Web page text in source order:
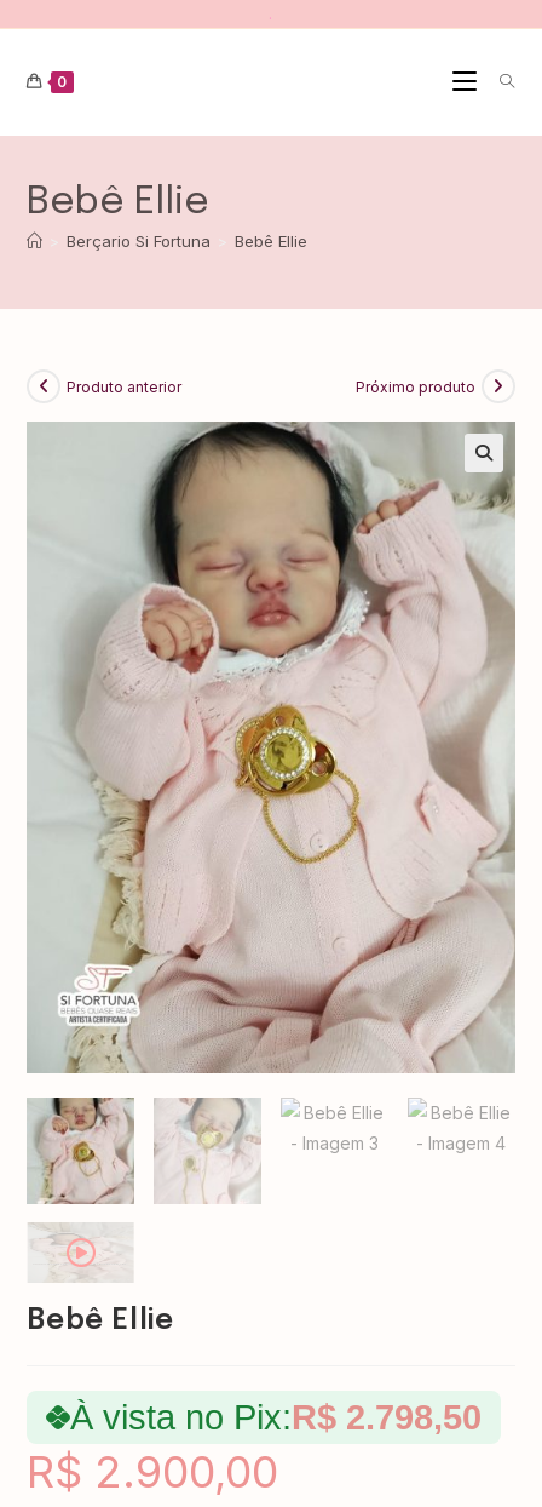
.
0
Bebê Ellie
Berçario Si Fortuna Bebê Ellie
Produto anterior Próximo produto
Bebê Ellie
À vista no Pix:R$ 2.798,50
R$ 2.900,00